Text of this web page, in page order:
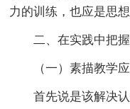
力的训练，也应是思想
二、在实践中把
（一）素描教学
首先说是该解决